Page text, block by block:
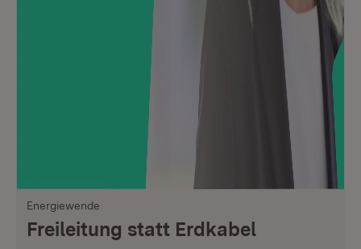
Energiewende
Freileitung statt Erdkabel